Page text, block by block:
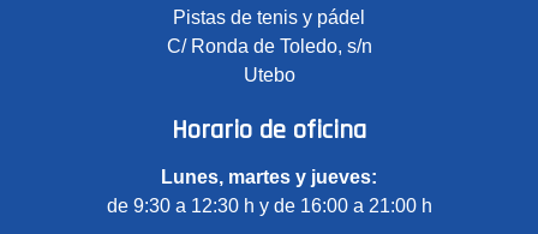
Pistas de tenis y pádel
C/ Ronda de Toledo, s/n
Utebo
Horario de oficina
Lunes, martes y jueves:
de 9:30 a 12:30 h y de 16:00 a 21:00 h